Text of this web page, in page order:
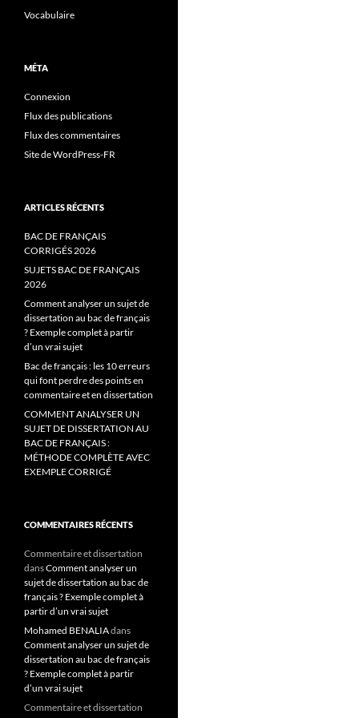
Vocabulaire
MÉTA
Connexion
Flux des publications
Flux des commentaires
Site de WordPress-FR
ARTICLES RÉCENTS
BAC DE FRANÇAIS
CORRIGÉS 2026
SUJETS BAC DE FRANÇAIS
2026
Comment analyser un sujet de
dissertation au bac de français
? Exemple complet à partir
d’un vrai sujet
Bac de français : les 10 erreurs
qui font perdre des points en
commentaire et en dissertation
COMMENT ANALYSER UN
SUJET DE DISSERTATION AU
BAC DE FRANÇAIS :
MÉTHODE COMPLÈTE AVEC
EXEMPLE CORRIGÉ
COMMENTAIRES RÉCENTS
Commentaire et dissertation
dansComment analyser un
sujet de dissertation au bac de
français ? Exemple complet à
partir d’un vrai sujet
Mohamed BENALIAdans
Comment analyser un sujet de
dissertation au bac de français
? Exemple complet à partir
d’un vrai sujet
Commentaire et dissertation